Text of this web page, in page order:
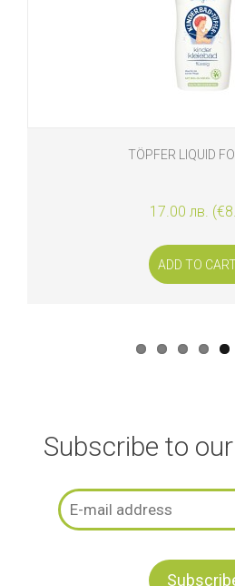
TÖPFER LIQUID
17.00 лв.
ADD TO
Subscribe to